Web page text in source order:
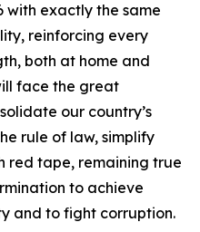
with exactly the same
reinforcing every
both at home and
face the great
our country’s
rule of law, simplify
red tape, remaining true
to achieve
and to fight corruption.